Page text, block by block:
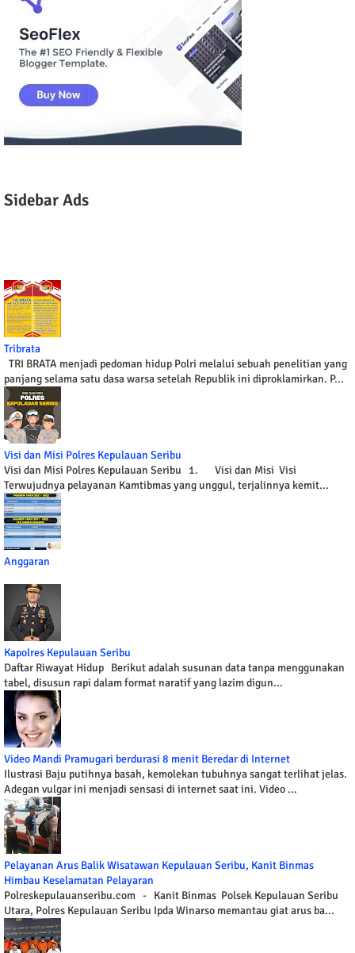
Sidebar Ads
Tribrata
TRI BRATA menjadi pedoman hidup Polri melalui sebuah penelitian yang
panjang selama satu dasa warsa setelah Republik ini diproklamirkan. P...
Visi dan Misi Polres Kepulauan Seribu
Visi dan Misi Polres Kepulauan Seribu 1. Visi dan Misi Visi
Terwujudnya pelayanan Kamtibmas yang unggul, terjalinnya kemit...
Anggaran
Kapolres Kepulauan Seribu
Daftar Riwayat Hidup Berikut adalah susunan data tanpa menggunakan
tabel, disusun rapi dalam format naratif yang lazim digun...
Video Mandi Pramugari berdurasi 8 menit Beredar di Internet
Ilustrasi Baju putihnya basah, kemolekan tubuhnya sangat terlihat jelas.
Adegan vulgar ini menjadi sensasi di internet saat ini. Video ...
Pelayanan Arus Balik Wisatawan Kepulauan Seribu, Kanit Binmas
Himbau Keselamatan Pelayaran
Polreskepulauanseribu.com - Kanit Binmas Polsek Kepulauan Seribu
Utara, Polres Kepulauan Seribu Ipda Winarso memantau giat arus ba...